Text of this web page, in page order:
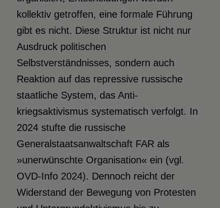
kollektiv getroffen, eine formale Führung
gibt es nicht. Diese Struktur ist nicht nur
Ausdruck politischen
Selbstverständnisses, sondern auch
Reaktion auf das repressive russische
staatliche System, das Anti­
kriegsaktivismus systematisch verfolgt. In
2024 stufte die russische
Generalstaatsanwaltschaft FAR als
»unerwünschte Organisation« ein (vgl.
OVD-Info 2024). Dennoch reicht der
Widerstand der Bewegung von Protesten